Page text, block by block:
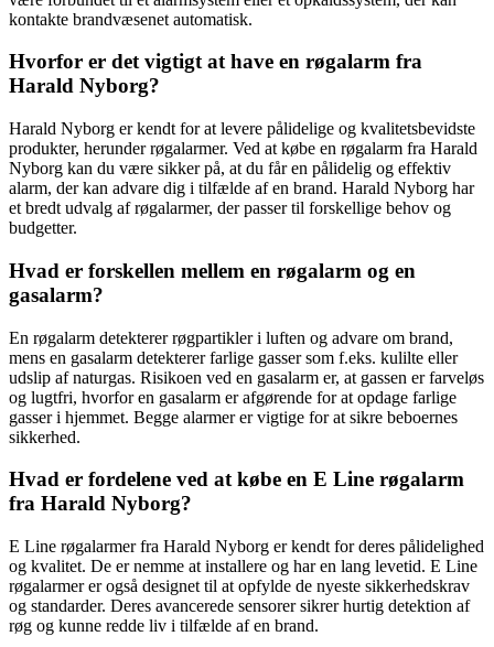
kontakte brandvæsenet automatisk.
Hvorfor er det vigtigt at have en røgalarm fra
Harald Nyborg?
Harald Nyborg er kendt for at levere pålidelige og kvalitetsbevidste
produkter, herunder røgalarmer. Ved at købe en røgalarm fra Harald
Nyborg kan du være sikker på, at du får en pålidelig og effektiv
alarm, der kan advare dig i tilfælde af en brand. Harald Nyborg har
et bredt udvalg af røgalarmer, der passer til forskellige behov og
budgetter.
Hvad er forskellen mellem en røgalarm og en
gasalarm?
En røgalarm detekterer røgpartikler i luften og advare om brand,
mens en gasalarm detekterer farlige gasser som f.eks. kulilte eller
udslip af naturgas. Risikoen ved en gasalarm er, at gassen er farveløs
og lugtfri, hvorfor en gasalarm er afgørende for at opdage farlige
gasser i hjemmet. Begge alarmer er vigtige for at sikre beboernes
sikkerhed.
Hvad er fordelene ved at købe en E Line røgalarm
fra Harald Nyborg?
E Line røgalarmer fra Harald Nyborg er kendt for deres pålidelighed
og kvalitet. De er nemme at installere og har en lang levetid. E Line
røgalarmer er også designet til at opfylde de nyeste sikkerhedskrav
og standarder. Deres avancerede sensorer sikrer hurtig detektion af
røg og kunne redde liv i tilfælde af en brand.